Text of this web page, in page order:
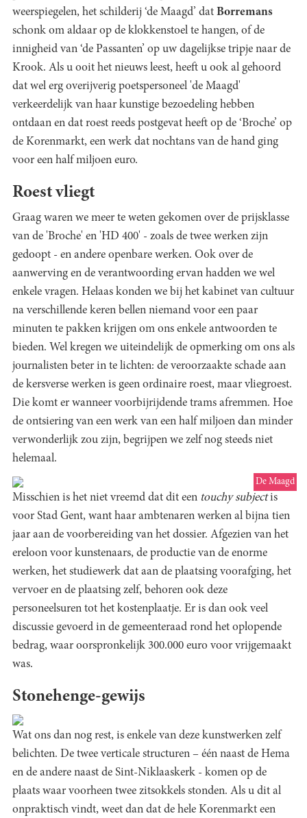
weerspiegelen, het schilderij ‘de Maagd’ dat Borremans
schonk om aldaar op de klokkenstoel te hangen, of de
innigheid van ‘de Passanten’ op uw dagelijkse tripje naar de
Krook. Als u ooit het nieuws leest, heeft u ook al gehoord
dat wel erg overijverig poetspersoneel 'de Maagd'
verkeerdelijk van haar kunstige bezoedeling hebben
ontdaan en dat roest reeds postgevat heeft op de ‘Broche’ op
de Korenmarkt, een werk dat nochtans van de hand ging
voor een half miljoen euro.
Roest vliegt
Graag waren we meer te weten gekomen over de prijsklasse
van de 'Broche' en 'HD 400' - zoals de twee werken zijn
gedoopt - en andere openbare werken. Ook over de
aanwerving en de verantwoording ervan hadden we wel
enkele vragen. Helaas konden we bij het kabinet van cultuur
na verschillende keren bellen niemand voor een paar
minuten te pakken krijgen om ons enkele antwoorden te
bieden. Wel kregen we uiteindelijk de opmerking om ons als
journalisten beter in te lichten: de veroorzaakte schade aan
de kersverse werken is geen ordinaire roest, maar vliegroest.
Die komt er wanneer voorbijrijdende trams afremmen. Hoe
de ontsiering van een werk van een half miljoen dan minder
verwonderlijk zou zijn, begrijpen we zelf nog steeds niet
helemaal.
De Maagd
Misschien is het niet vreemd dat dit een touchy subjectis
voor Stad Gent, want haar ambtenaren werken al bijna tien
jaar aan de voorbereiding van het dossier. Afgezien van het
ereloon voor kunstenaars, de productie van de enorme
werken, het studiewerk dat aan de plaatsing voorafging, het
vervoer en de plaatsing zelf, behoren ook deze
personeelsuren tot het kostenplaatje. Er is dan ook veel
discussie gevoerd in de gemeenteraad rond het oplopende
bedrag, waar oorspronkelijk 300.000 euro voor vrijgemaakt
was.
Stonehenge-gewijs
Wat ons dan nog rest, is enkele van deze kunstwerken zelf
belichten. De twee verticale structuren – één naast de Hema
en de andere naast de Sint-Niklaaskerk - komen op de
plaats waar voorheen twee zitsokkels stonden. Als u dit al
onpraktisch vindt, weet dan dat de hele Korenmarkt een